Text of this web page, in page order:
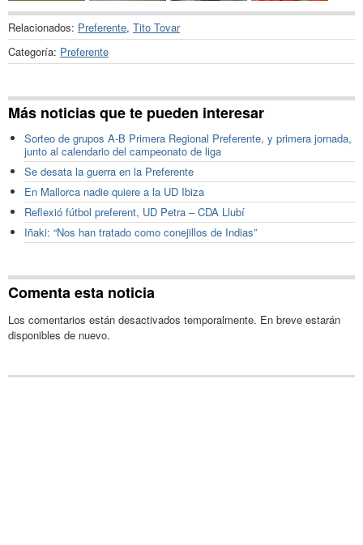
Relacionados: Preferente, Tito Tovar
Categoría: Preferente
Más noticias que te pueden interesar
Sorteo de grupos A-B Primera Regional Preferente, y primera jornada,
junto al calendario del campeonato de liga
Se desata la guerra en la Preferente
En Mallorca nadie quiere a la UD Ibiza
Reflexió fútbol preferent, UD Petra – CDA Llubí
Iñaki: “Nos han tratado como conejillos de Indias”
Comenta esta noticia
Los comentarios están desactivados temporalmente. En breve estarán
disponibles de nuevo.